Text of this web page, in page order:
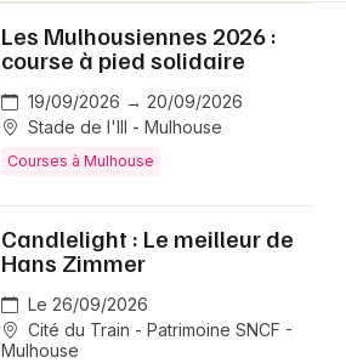
Les Mulhousiennes 2026 :
course à pied solidaire
19/09/2026 → 20/09/2026
Stade de l'Ill - Mulhouse
Courses à Mulhouse
Candlelight : Le meilleur de
Hans Zimmer
Le 26/09/2026
Cité du Train - Patrimoine SNCF -
Mulhouse